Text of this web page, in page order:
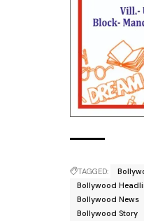
TAGGED:
Bollywood
Bollywood News
Bollywood Story